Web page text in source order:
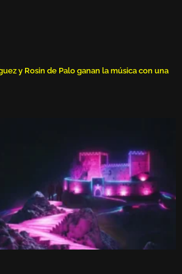
y Rosin de Palo ganan la música con una